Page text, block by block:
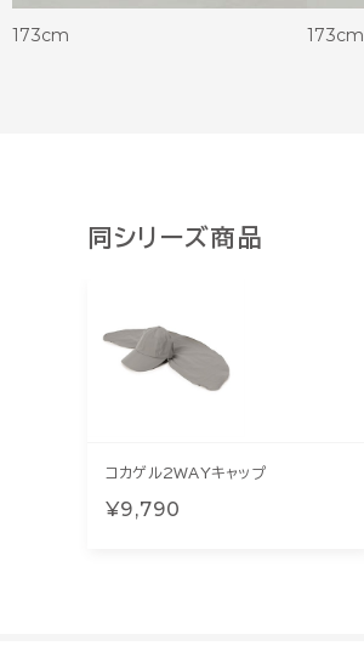
173cm 173cm
同シリーズ商品
コカゲル2WAYキャップ
¥9,790